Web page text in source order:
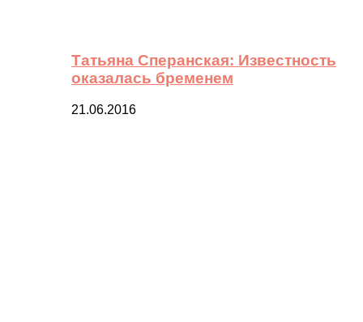
Татьяна Сперанская: Известность
оказалась бременем
21.06.2016